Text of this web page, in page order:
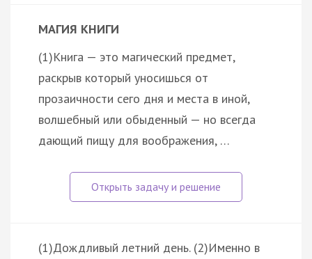
МАГИЯ КНИГИ
(1)Книга — это магический предмет,
раскрыв который уносишься от
прозаичности сего дня и места в иной,
волшебный или обыденный — но всегда
дающий пищу для воображения, …
(1)Дождливый летний день. (2)Именно в